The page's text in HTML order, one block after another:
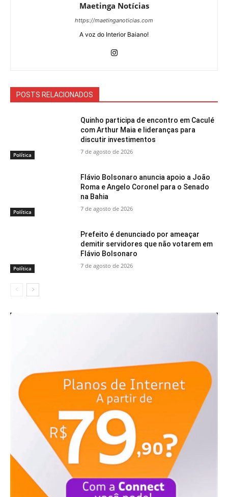
Maetinga Notícias
https://maetinganoticias.com
A voz do Interior Baiano!
POSTS RELACIONADOS
Política
Quinho participa de encontro em Caculé
com Arthur Maia e lideranças para
discutir investimentos
7 de agosto de 2026
Política
Flávio Bolsonaro anuncia apoio a João
Roma e Angelo Coronel para o Senado
na Bahia
7 de agosto de 2026
Política
Prefeito é denunciado por ameaçar
demitir servidores que não votarem em
Flávio Bolsonaro
7 de agosto de 2026